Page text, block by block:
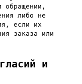
обращении,
либо не
если их
заказа или
и